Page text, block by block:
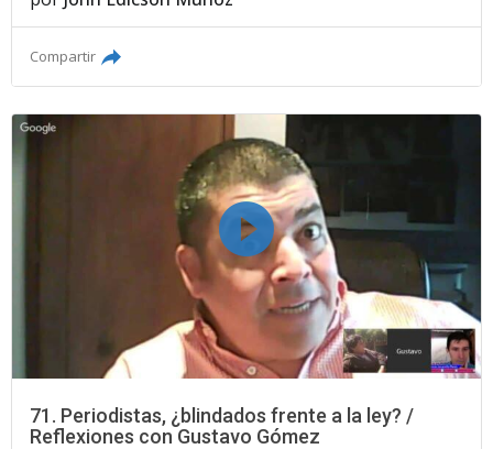
Compartir
71. Periodistas, ¿blindados frente a la ley? /
Reflexiones con Gustavo Gómez